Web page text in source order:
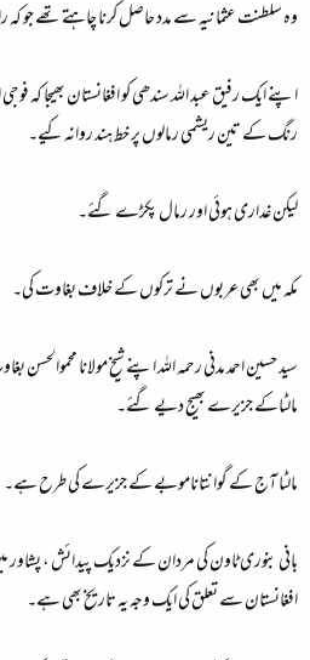
وہ سلطنت عثمانیہ سے مدد حاصل کرنا چاہتے تھے جو کہ
اپنے ایک رفیق عبد اللہ سندھی کو افغانستان بھیجا
رنگ کے تین ریشمی رمالوں پر خط ہند روانہ کیے۔
لیکن غداری ہوئی اور رمال پکڑے گئے۔
مکہ میں بھی عربوں نے ترکوں کے خلاف بغاوت کی۔
سید حسین احمد مدنی رحمہ اللہ اپنے شیخ مولانا
مالٹاکے جزیرے بھیج دیے گئے۔
مالٹا آج کے گوانتاناموبے کے جزیرے کی طرح ہے۔
بانی بنوری ٹاون کی مردان کے نزدیک پیدائش ،
افغانستان سے تعلق کی ایک وجہ یہ تاریخ بھی ہے۔